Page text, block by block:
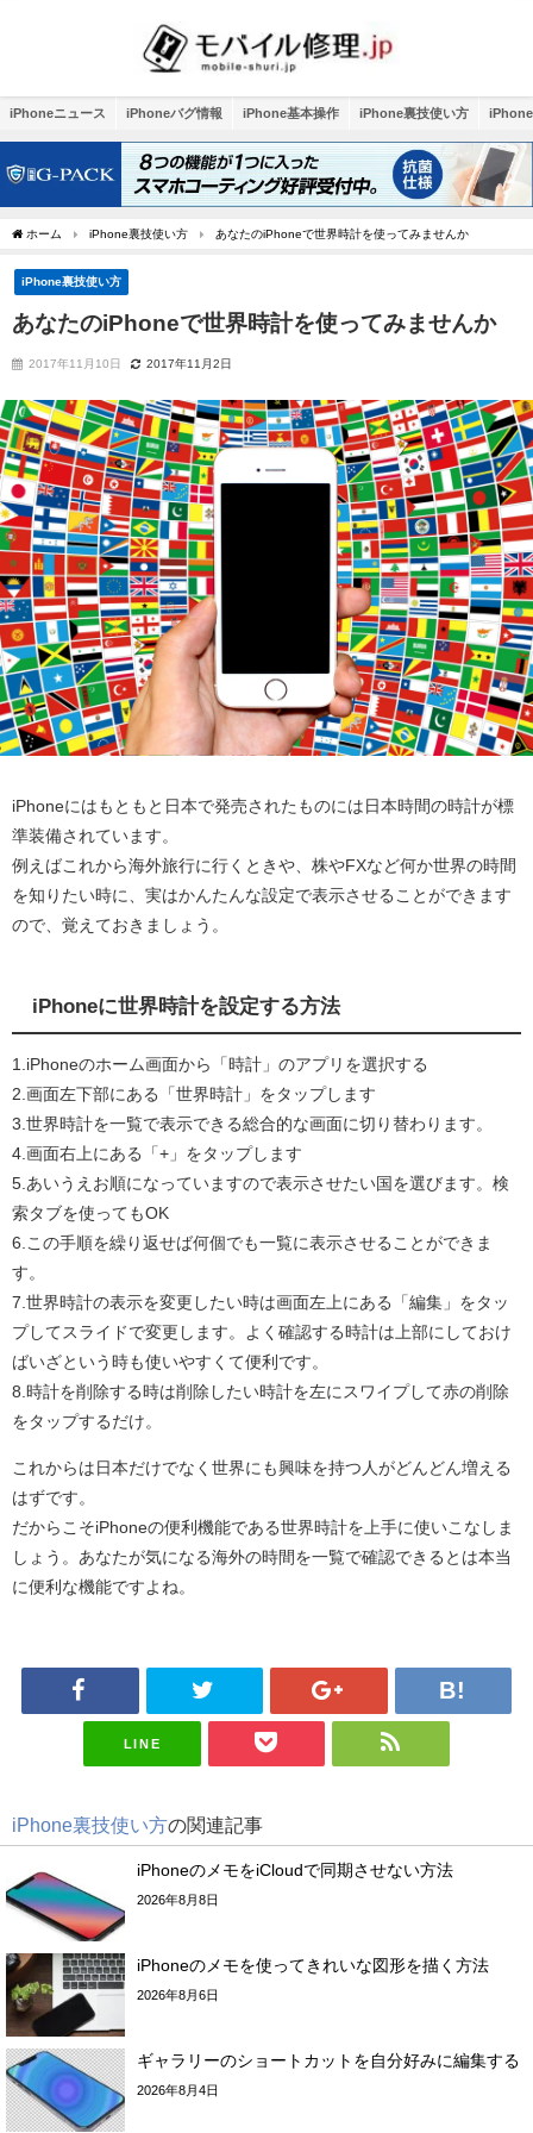
iPhoneニュース iPhoneバグ情報 iPhone基本操作 iPhone裏技使い方
ホーム iPhone裏技使い方 あなたのiPhoneで世界時計を使ってみませんか
iPhone裏技使い方
あなたのiPhoneで世界時計を使ってみませんか
2017年11月10日 2017年11月2日
iPhoneにはもともと日本で発売されたものには日本時間の時計が標
準装備されています。
例えばこれから海外旅行に行くときや、株やFXなど何か世界の時間
を知りたい時に、実はかんたんな設定で表示させることができます
ので、覚えておきましょう。
iPhoneに世界時計を設定する方法
1.iPhoneのホーム画面から「時計」のアプリを選択する
2.画面左下部にある「世界時計」をタップします
3.世界時計を一覧で表示できる総合的な画面に切り替わります。
4.画面右上にある「+」をタップします
5.あいうえお順になっていますので表示させたい国を選びます。検
索タブを使ってもOK
6.この手順を繰り返せば何個でも一覧に表示させることができま
す。
7.世界時計の表示を変更したい時は画面左上にある「編集」をタッ
プしてスライドで変更します。よく確認する時計は上部にしておけ
ばいざという時も使いやすくて便利です。
8.時計を削除する時は削除したい時計を左にスワイプして赤の削除
をタップするだけ。
これからは日本だけでなく世界にも興味を持つ人がどんどん増える
はずです。
だからこそiPhoneの便利機能である世界時計を上手に使いこなしま
しょう。あなたが気になる海外の時間を一覧で確認できるとは本当
に便利な機能ですよね。
LINE
iPhone裏技使い方の関連記事
iPhoneのメモをiCloudで同期させない方法
2026年8月8日
iPhoneのメモを使ってきれいな図形を描く方法
2026年8月6日
ギャラリーのショートカットを自分好みに編集する
2026年8月4日